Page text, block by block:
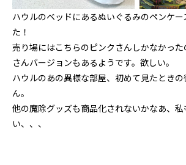
ハウルのベッドにあるぬいぐるみのペンケー
た！
売り場にはこちらのピンクさんしかなかっ
さんバージョンもあるようです。欲しい。
ハウルのあの異様な部屋、初めて見たとき
ん。
他の魔除グッズも商品化されないかなあ、
い、、、